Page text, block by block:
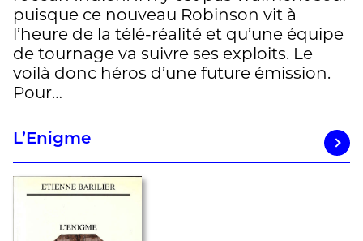
puisque ce nouveau Robinson vit à
l’heure de la télé-réalité et qu’une équipe
de tournage va suivre ses exploits. Le
voilà donc héros d’une future émission.
Pour…
L’Enigme